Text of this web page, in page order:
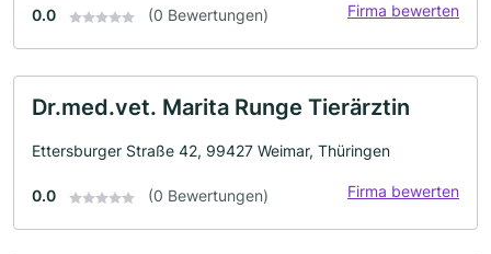
0.0 (0 Bewertungen) Firma bewerten
Dr.med.vet. Marita Runge Tierärztin
Ettersburger Straße 42, 99427 Weimar, Thüringen
0.0 (0 Bewertungen) Firma bewerten